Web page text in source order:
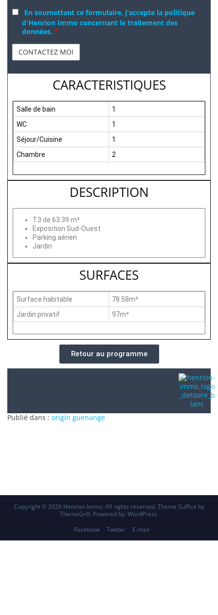
En soumettant ce formulaire, j'accepte la politique
d'Henrion Immo concernant le traitement des
données. *
CARACTERISTIQUES
Salle de bain
1
WC
1
Séjour/Cuisine
1
Chambre
2
DESCRIPTION
T3 de 63.39 m²
Exposition Sud-Ouest
Parking aérien
Jardin
SURFACES
Surface habitable
78.58m²
Jardin privatif
97m²
Retour au programme
Publié dans : origin guenange
Copyright © 2026 Henrion Immo. All rights reserved. Theme Suffice by
ThemeGrill. Powered by: WordPress.
Facebook
Twitter E-mail